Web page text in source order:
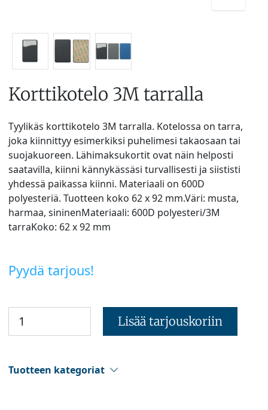
Korttikotelo 3M tarralla
Tyylikäs korttikotelo 3M tarralla. Kotelossa on tarra,
joka kiinnittyy esimerkiksi puhelimesi takaosaan tai
suojakuoreen. Lähimaksukortit ovat näin helposti
saatavilla, kiinni kännykässäsi turvallisesti ja siististi
yhdessä paikassa kiinni. Materiaali on 600D
polyesteriä. Tuotteen koko 62 x 92 mm.Väri: musta,
harmaa, sininenMateriaali: 600D polyesteri/3M
tarraKoko: 62 x 92 mm
Pyydä tarjous!
Lisää tarjouskoriin
Tuotteen kategoriat